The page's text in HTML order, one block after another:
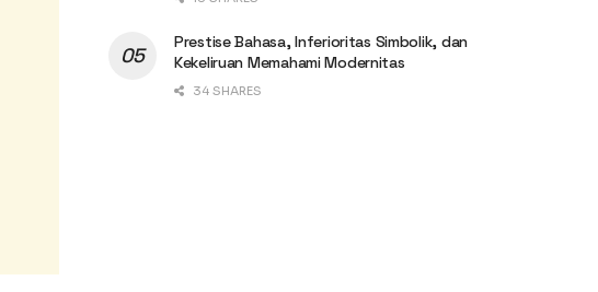
Prestise Bahasa, Inferioritas Simbolik, dan
Kekeliruan Memahami Modernitas
34 SHARES